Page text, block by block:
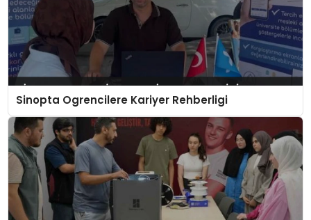
Sinopta Ogrencilere Kariyer Rehberligi